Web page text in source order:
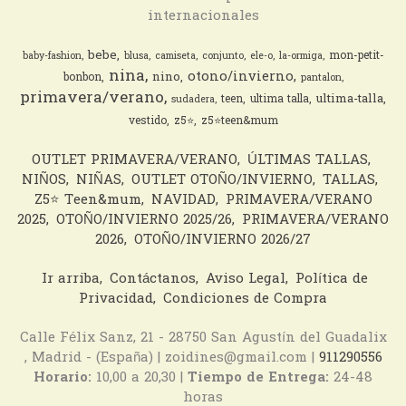
internacionales
baby-fashion bebe blusa camiseta conjunto ele-o la-ormiga mon-petit-
bonbon nina nino otono/invierno pantalon
primavera/verano sudadera teen ultima talla ultima-talla
vestido z5⭐️ z5⭐️teen&mum
OUTLET PRIMAVERA/VERANO ÚLTIMAS TALLAS
NIÑOS NIÑAS OUTLET OTOÑO/INVIERNO TALLAS
Z5⭐️ Teen&mum NAVIDAD PRIMAVERA/VERANO
2025 OTOÑO/INVIERNO 2025/26 PRIMAVERA/VERANO
2026 OTOÑO/INVIERNO 2026/27
Ir arriba Contáctanos Aviso Legal Política de
Privacidad Condiciones de Compra
Calle Félix Sanz, 21 - 28750 San Agustín del Guadalix
, Madrid - (España) | zoidines@gmail.com | 911290556
Horario: 10,00 a 20,30 | Tiempo de Entrega: 24-48
horas